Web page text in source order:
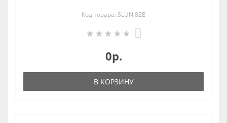
Код товара: SLUN 82E
0р.
В КОРЗИНУ